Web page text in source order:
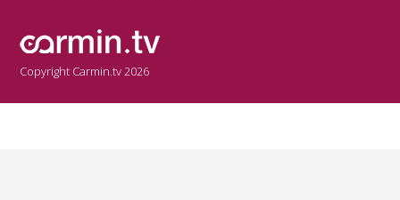
Copyright Carmin.tv 2026